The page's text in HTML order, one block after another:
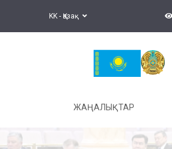
KK - Қазақ
ЖАҢАЛЫҚТАР